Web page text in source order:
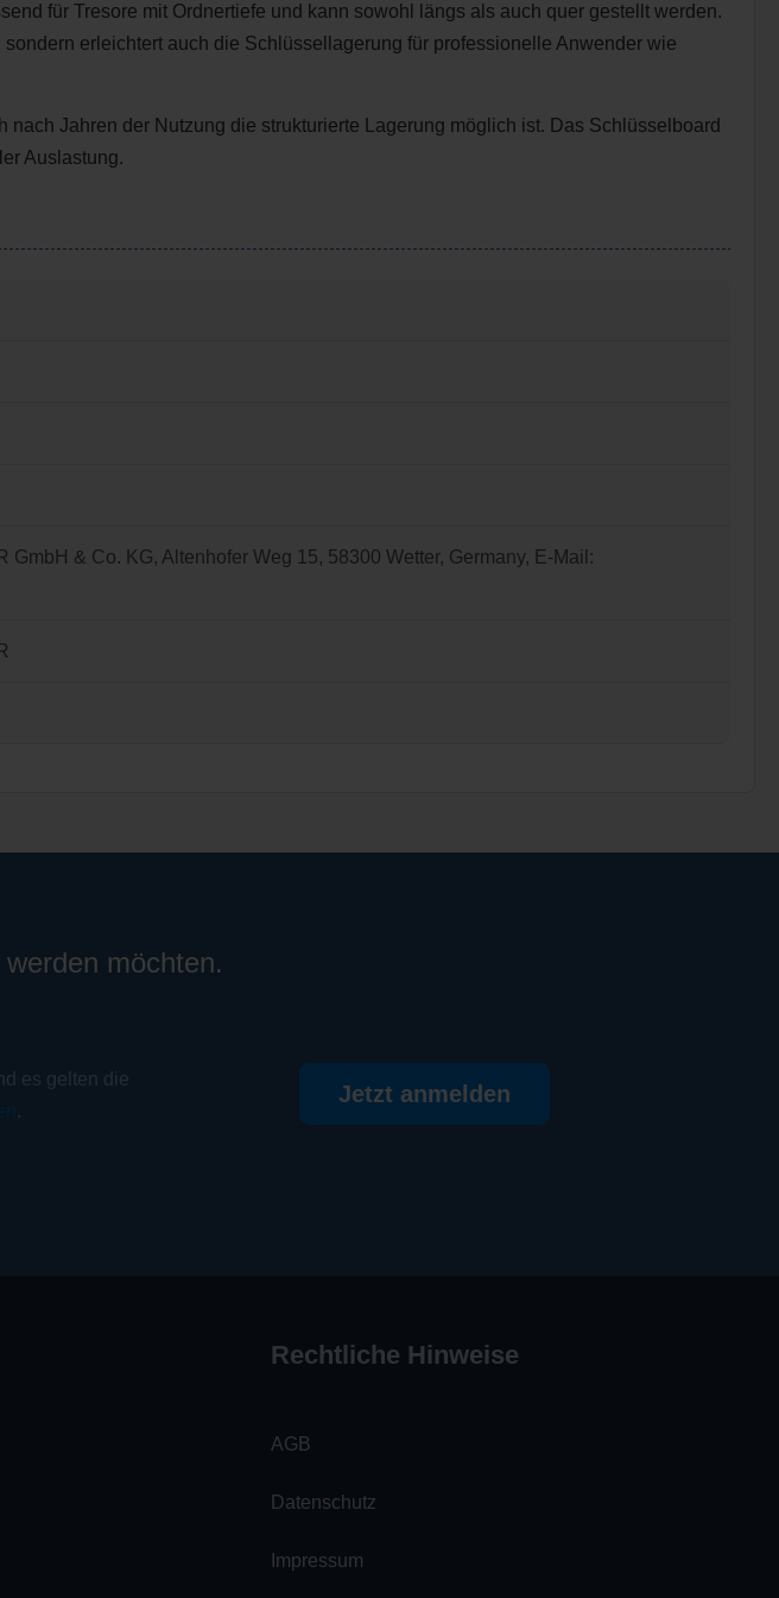
für Tresore mit Ordnertiefe und kann sowohl längs als auch quer gestellt werden.
erleichtert auch die Schlüssellagerung für professionelle Anwender wie
Jahren der Nutzung die strukturierte Lagerung möglich ist. Das Schlüsselboard
Auslastung.
GmbH & Co. KG, Altenhofer Weg 15, 58300 Wetter, Germany, E-Mail:
möchten.
Jetzt anmelden
es gelten die
.
Rechtliche Hinweise
AGB
Datenschutz
Impressum